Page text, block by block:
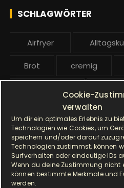
Cookie-
verwalten
Um dir ein optimales Erlebnis zu
Technologien wie Cookies, um
speichern und/oder darauf
Technologien zustimmst, können
Surfverhalten oder eindeutige IDs
Wenn du deine Zustimmung nicht
können bestimmte Merkmale und
werden.
:
e SCHLAGWÖRTER
Airfryer
Brot cremig
Hauptgericht
HP5031
I Prep & Cook Gourmet